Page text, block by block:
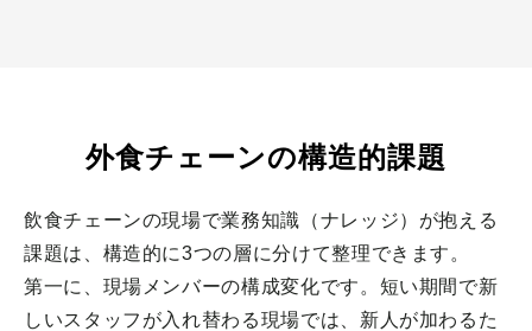
外食チェーンの構造的課題
飲食チェーンの現場で業務知識（ナレッジ）が抱える
課題は、構造的に3つの層に分けて整理できます。
第一に、現場メンバーの構成変化です。短い期間で新
しいスタッフが入れ替わる現場では、新人が加わるた